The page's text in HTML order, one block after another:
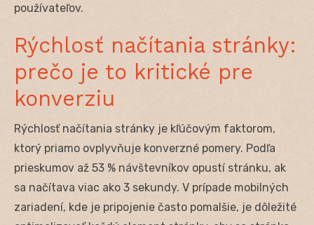
používateľov.
Rýchlosť načítania stránky:
prečo je to kritické pre
konverziu
Rýchlosť načítania stránky je kľúčovým faktorom,
ktorý priamo ovplyvňuje konverzné pomery. Podľa
prieskumov až 53 % návštevníkov opustí stránku, ak
sa načítava viac ako 3 sekundy. V prípade mobilných
zariadení, kde je pripojenie často pomalšie, je dôležité